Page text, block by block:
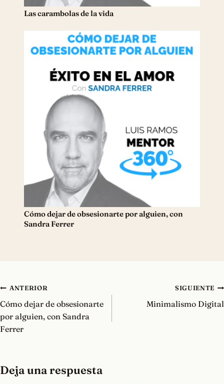
Las carambolas de la vida
Cómo dejar de obsesionarte por alguien, con
Sandra Ferrer
Navegación
de
entradas
ANTERIOR
Cómo dejar de obsesionarte
por alguien, con Sandra
Ferrer
SIGUIENTE
Minimalismo Digital
Deja una respuesta